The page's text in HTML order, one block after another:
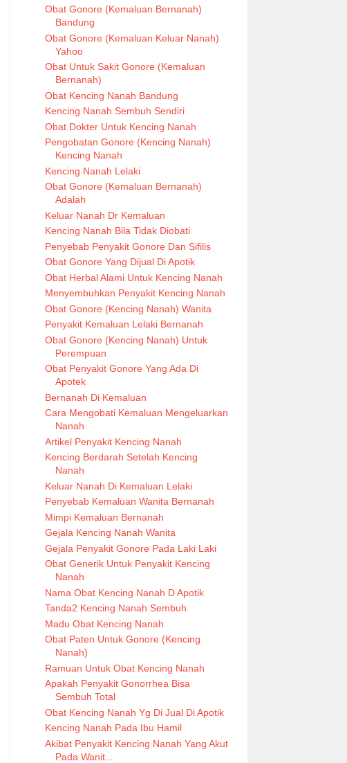
Obat Gonore (Kemaluan Bernanah)
Bandung
Obat Gonore (Kemaluan Keluar Nanah)
Yahoo
Obat Untuk Sakit Gonore (Kemaluan
Bernanah)
Obat Kencing Nanah Bandung
Kencing Nanah Sembuh Sendiri
Obat Dokter Untuk Kencing Nanah
Pengobatan Gonore (Kencing Nanah)
Kencing Nanah
Kencing Nanah Lelaki
Obat Gonore (Kemaluan Bernanah)
Adalah
Keluar Nanah Dr Kemaluan
Kencing Nanah Bila Tidak Diobati
Penyebab Penyakit Gonore Dan Sifilis
Obat Gonore Yang Dijual Di Apotik
Obat Herbal Alami Untuk Kencing Nanah
Menyembuhkan Penyakit Kencing Nanah
Obat Gonore (Kencing Nanah) Wanita
Penyakit Kemaluan Lelaki Bernanah
Obat Gonore (Kencing Nanah) Untuk
Perempuan
Obat Penyakit Gonore Yang Ada Di
Apotek
Bernanah Di Kemaluan
Cara Mengobati Kemaluan Mengeluarkan
Nanah
Artikel Penyakit Kencing Nanah
Kencing Berdarah Setelah Kencing
Nanah
Keluar Nanah Di Kemaluan Lelaki
Penyebab Kemaluan Wanita Bernanah
Mimpi Kemaluan Bernanah
Gejala Kencing Nanah Wanita
Gejala Penyakit Gonore Pada Laki Laki
Obat Generik Untuk Penyakit Kencing
Nanah
Nama Obat Kencing Nanah D Apotik
Tanda2 Kencing Nanah Sembuh
Madu Obat Kencing Nanah
Obat Paten Untuk Gonore (Kencing
Nanah)
Ramuan Untuk Obat Kencing Nanah
Apakah Penyakit Gonorrhea Bisa
Sembuh Total
Obat Kencing Nanah Yg Di Jual Di Apotik
Kencing Nanah Pada Ibu Hamil
Akibat Penyakit Kencing Nanah Yang Akut
Pada Wanit...